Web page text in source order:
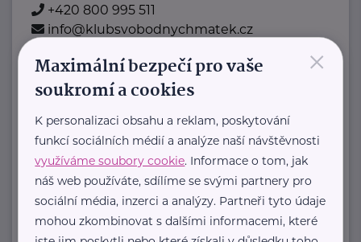
+420 800 995 511
info@klubsvobodnychmatek.cz
Oděvní banka z.s.
"Dáváme oblečení nový život,
pomáháme potřebným."
Oděvní banka je charitativní
organizace, která každoročně
poskytuje více ...
×
Maximální bezpečí pro vaše
soukromí a cookies
K personalizaci obsahu a reklam, poskytování
funkcí sociálních médií a analýze naší návštěvnosti
využíváme soubory cookie. Informace o tom, jak
náš web používáte, sdílíme se svými partnery pro
sociální média, inzerci a analýzy. Partneři tyto údaje
mohou zkombinovat s dalšími informacemi, které